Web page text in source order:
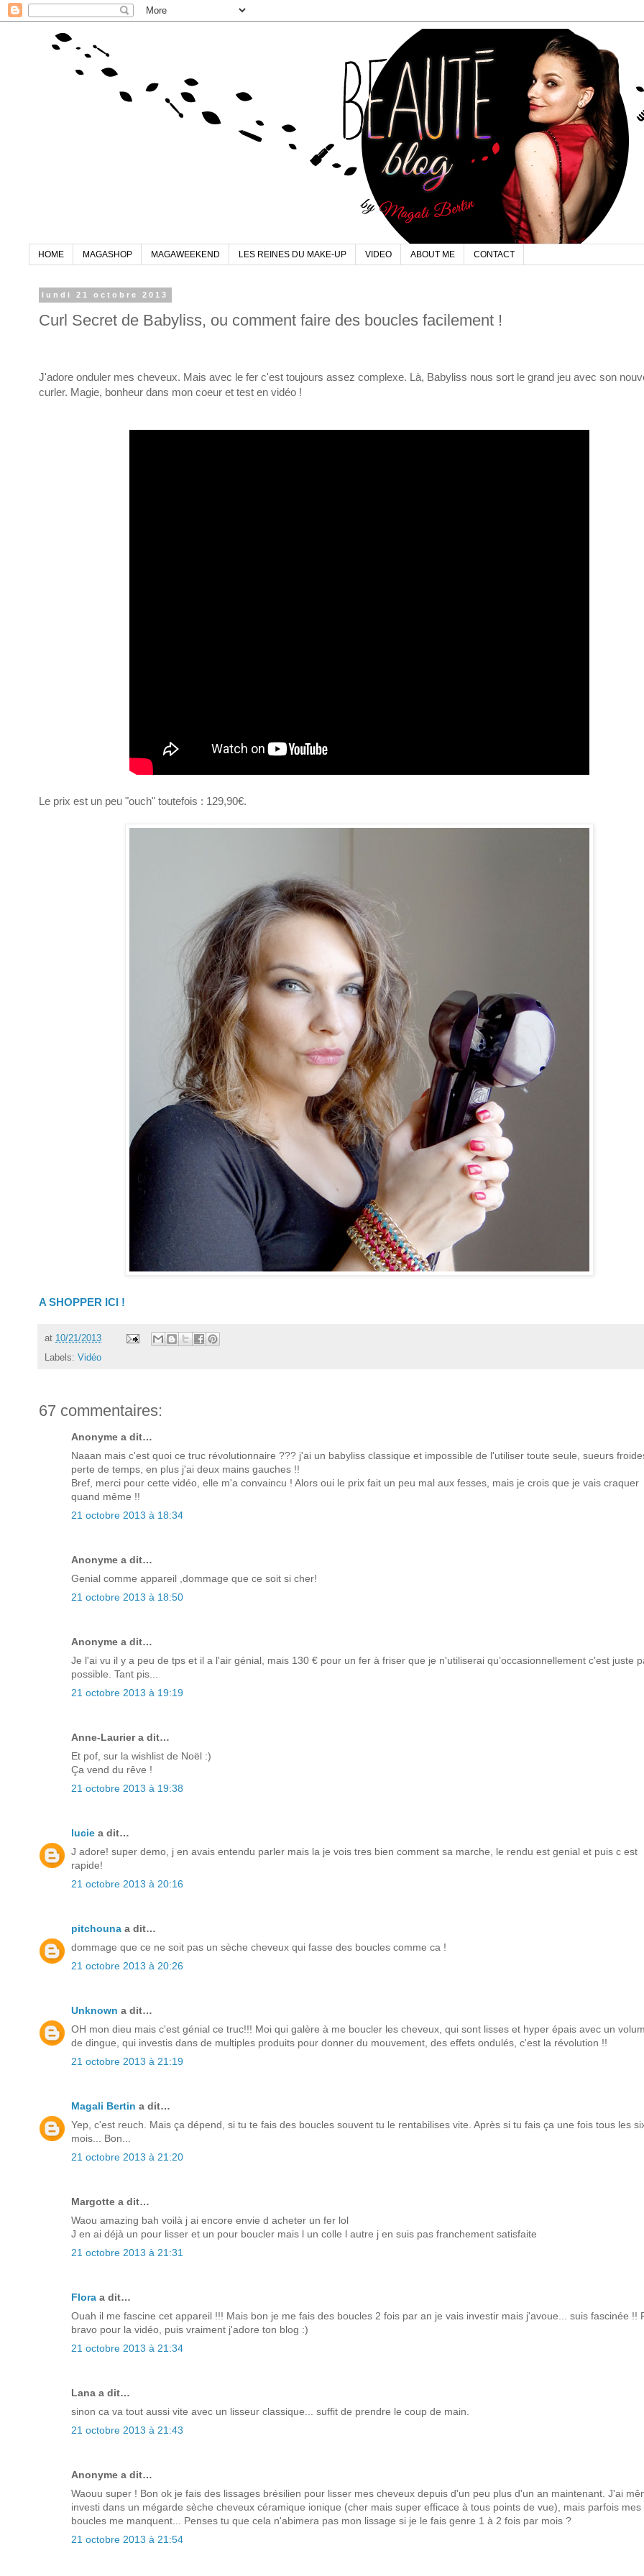
HOME MAGASHOP MAGAWEEKEND LES REINES DU MAKE-UP VIDEO ABOUT ME CONTACT
lundi 21 octobre 2013
Curl Secret de Babyliss, ou comment faire des boucles facilement !
J'adore onduler mes cheveux. Mais avec le fer c'est toujours assez complexe. Là, Babyliss nous sort le grand jeu avec son
curler. Magie, bonheur dans mon coeur et test en vidéo !
Le prix est un peu "ouch" toutefois : 129,90€.
A SHOPPER ICI !
at 10/21/2013
Labels: Vidéo
67 commentaires:
Anonyme a dit…
Naaan mais c'est quoi ce truc révolutionnaire ??? j'ai un babyliss classique et impossible de l'utiliser toute seule, sueurs
perte de temps, en plus j'ai deux mains gauches !!
Bref, merci pour cette vidéo, elle m'a convaincu ! Alors oui le prix fait un peu mal aux fesses, mais je crois que je vais craquer
quand même !!
21 octobre 2013 à 18:34
Anonyme a dit…
Genial comme appareil ,dommage que ce soit si cher!
21 octobre 2013 à 18:50
Anonyme a dit…
Je l'ai vu il y a peu de tps et il a l'air génial, mais 130 € pour un fer à friser que je n'utiliserai qu’occasionnellement c'est juste
possible. Tant pis...
21 octobre 2013 à 19:19
Anne-Laurier a dit…
Et pof, sur la wishlist de Noël :)
Ça vend du rêve !
21 octobre 2013 à 19:38
lucie a dit…
J adore! super demo, j en avais entendu parler mais la je vois tres bien comment sa marche, le rendu est genial et puis c est
rapide!
21 octobre 2013 à 20:16
pitchouna a dit…
dommage que ce ne soit pas un sèche cheveux qui fasse des boucles comme ca !
21 octobre 2013 à 20:26
Unknown a dit…
OH mon dieu mais c'est génial ce truc!!! Moi qui galère à me boucler les cheveux, qui sont lisses et hyper épais avec un
de dingue, qui investis dans de multiples produits pour donner du mouvement, des effets ondulés, c'est la révolution !!
21 octobre 2013 à 21:19
Magali Bertin a dit…
Yep, c'est reuch. Mais ça dépend, si tu te fais des boucles souvent tu le rentabilises vite. Après si tu fais ça une fois tous les
mois... Bon...
21 octobre 2013 à 21:20
Margotte a dit…
Waou amazing bah voilà j ai encore envie d acheter un fer lol
J en ai déjà un pour lisser et un pour boucler mais l un colle l autre j en suis pas franchement satisfaite
21 octobre 2013 à 21:31
Flora a dit…
Ouah il me fascine cet appareil !!! Mais bon je me fais des boucles 2 fois par an je vais investir mais j'avoue... suis fascinée !!
bravo pour la vidéo, puis vraiment j'adore ton blog :)
21 octobre 2013 à 21:34
Lana a dit…
sinon ca va tout aussi vite avec un lisseur classique... suffit de prendre le coup de main.
21 octobre 2013 à 21:43
Anonyme a dit…
Waouu super ! Bon ok je fais des lissages brésilien pour lisser mes cheveux depuis d'un peu plus d'un an maintenant. J'ai
investi dans un mégarde sèche cheveux céramique ionique (cher mais super efficace à tous points de vue), mais parfois mes
boucles me manquent... Penses tu que cela n'abimera pas mon lissage si je le fais genre 1 à 2 fois par mois ?
21 octobre 2013 à 21:54